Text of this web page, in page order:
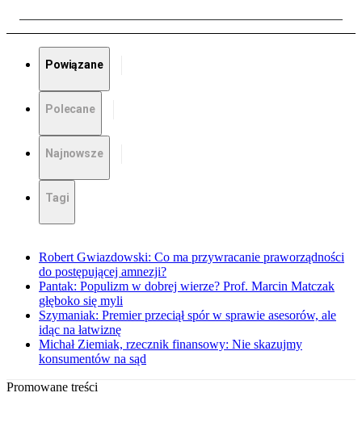
Powiązane
Polecane
Najnowsze
Tagi
Robert Gwiazdowski: Co ma przywracanie praworządności
do postępującej amnezji?
Pantak: Populizm w dobrej wierze? Prof. Marcin Matczak
głęboko się myli
Szymaniak: Premier przeciął spór w sprawie asesorów, ale
idąc na łatwiznę
Michał Ziemiak, rzecznik finansowy: Nie skazujmy
konsumentów na sąd
Promowane treści